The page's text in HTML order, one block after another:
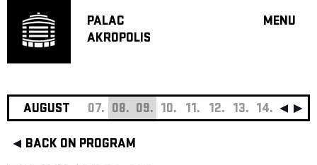
PALAC
AKROPOLIS
MENU
JAZZ
AUGUST 07. 08. 09. 10. 11. 12. 13. 14. 15.
BACK ON PROGRAM